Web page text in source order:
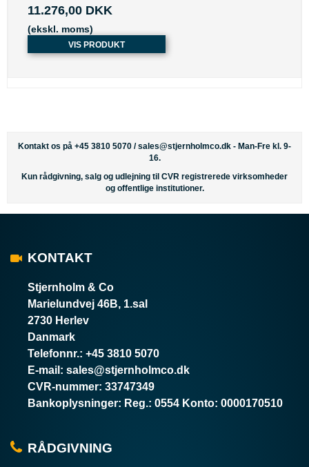
11.276,00 DKK
(ekskl. moms)
VIS PRODUKT
Kontakt os på +45 3810 5070 /sales@stjernholmco.dk - Man-Fre kl. 9-
16.
Kun rådgivning, salg og udlejning til CVR registrerede virksomheder
og offentlige institutioner.
KONTAKT
Stjernholm & Co
Marielundvej 46B, 1.sal
2730 Herlev
Danmark
Telefonnr.: +45 3810 5070
E-mail : sales@stjernholmco.dk
CVR-nummer: 33747349
Bankoplysninger: Reg.: 0554 Konto: 0000170510
RÅDGIVNING